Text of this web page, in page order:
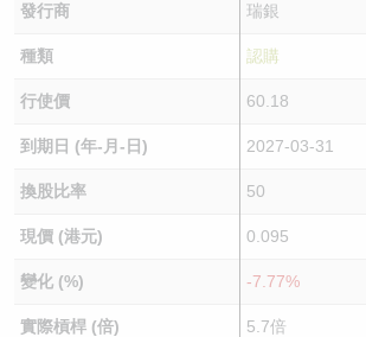
發行商 瑞銀
種類 認購
行使價 60.18
到期日 (年-月-日) 2027-03-31
換股比率 50
現價 (港元) 0.095
變化 (%) -7.77%
實際槓桿 (倍) 5.7倍